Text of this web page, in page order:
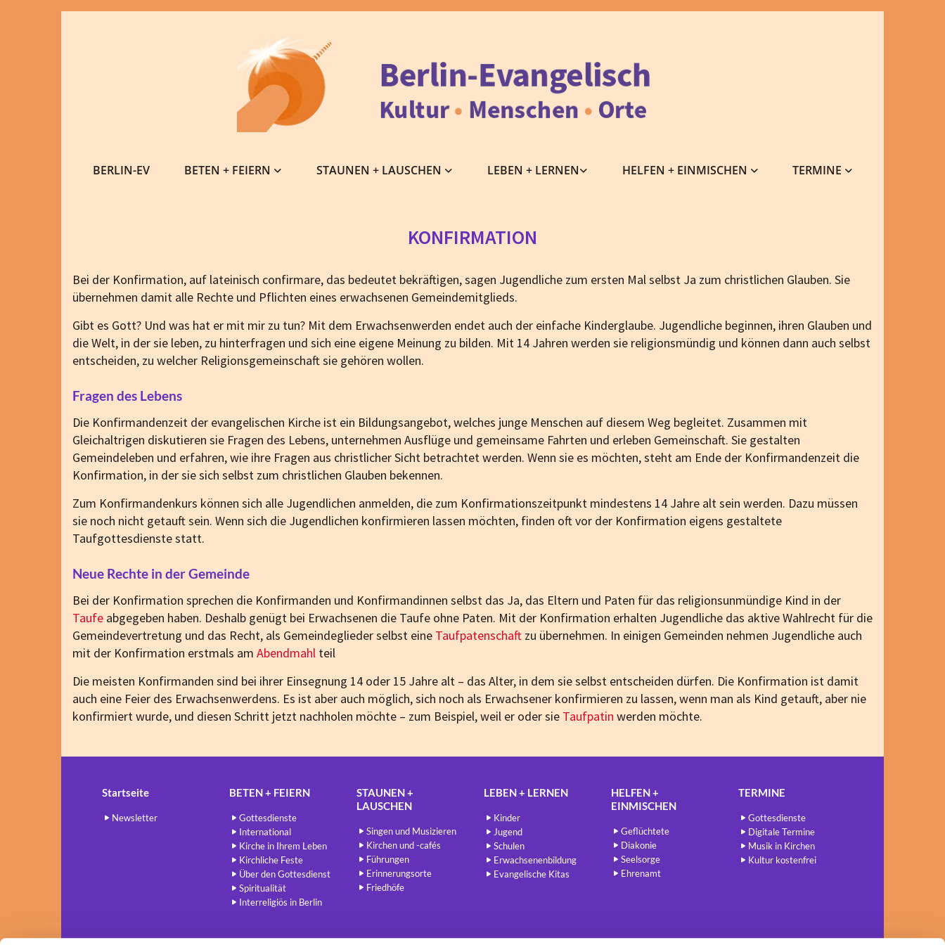
BERLIN-EV BETEN + FEIERN STAUNEN + LAUSCHEN LEBEN + LERNEN HELFEN + EINMISCHEN TERMINE
KONFIRMATION
Bei der Konfirmation, auf lateinisch confirmare, das bedeutet bekräftigen, sagen Jugendliche zum ersten Mal selbst Ja zum christlichen Glauben. Sie
übernehmen damit alle Rechte und Pflichten eines erwachsenen Gemeindemitglieds.
Gibt es Gott? Und was hat er mit mir zu tun? Mit dem Erwachsenwerden endet auch der einfache Kinderglaube. Jugendliche beginnen, ihren Glauben und
die Welt, in der sie leben, zu hinterfragen und sich eine eigene Meinung zu bilden. Mit 14 Jahren werden sie religionsmündig und können dann auch selbst
entscheiden, zu welcher Religionsgemeinschaft sie gehören wollen.
Fragen des Lebens
Die Konfirmandenzeit der evangelischen Kirche ist ein Bildungsangebot, welches junge Menschen auf diesem Weg begleitet. Zusammen mit
Gleichaltrigen diskutieren sie Fragen des Lebens, unternehmen Ausflüge und gemeinsame Fahrten und erleben Gemeinschaft. Sie gestalten
Gemeindeleben und erfahren, wie ihre Fragen aus christlicher Sicht betrachtet werden. Wenn sie es möchten, steht am Ende der Konfirmandenzeit die
Konfirmation, in der sie sich selbst zum christlichen Glauben bekennen.
Zum Konfirmandenkurs können sich alle Jugendlichen anmelden, die zum Konfirmationszeitpunkt mindestens 14 Jahre alt sein werden. Dazu müssen
sie noch nicht getauft sein. Wenn sich die Jugendlichen konfirmieren lassen möchten, finden oft vor der Konfirmation eigens gestaltete
Taufgottesdienste statt.
Neue Rechte in der Gemeinde
Bei der Konfirmation sprechen die Konfirmanden und Konfirmandinnen selbst das Ja, das Eltern und Paten für das religionsunmündige Kind in der
Taufe abgegeben haben. Deshalb genügt bei Erwachsenen die Taufe ohne Paten. Mit der Konfirmation erhalten Jugendliche das aktive Wahlrecht für die
Gemeindevertretung und das Recht, als Gemeindeglieder selbst eine Taufpatenschaft zu übernehmen. In einigen Gemeinden nehmen Jugendliche auch
mit der Konfirmation erstmals am Abendmahl teil
Die meisten Konfirmanden sind bei ihrer Einsegnung 14 oder 15 Jahre alt – das Alter, in dem sie selbst entscheiden dürfen. Die Konfirmation ist damit
auch eine Feier des Erwachsenwerdens. Es ist aber auch möglich, sich noch als Erwachsener konfirmieren zu lassen, wenn man als Kind getauft, aber nie
konfirmiert wurde, und diesen Schritt jetzt nachholen möchte – zum Beispiel, weil er oder sie Taufpatin werden möchte.
Startseite
Newsletter
BETEN + FEIERN
Gottesdienste
International
Kirche in Ihrem Leben
Kirchliche Feste
Über den Gottesdienst
Spiritualität
Interreligiös in Berlin
STAUNEN +
LAUSCHEN
Singen und Musizieren
Kirchen und -cafés
Führungen
Erinnerungsorte
Friedhöfe
LEBEN + LERNEN
Kinder
Jugend
Schulen
Erwachsenenbildung
Evangelische Kitas
HELFEN +
EINMISCHEN
Geflüchtete
Diakonie
Seelsorge
Ehrenamt
TERMINE
Gottesdienste
Digitale Termine
Musik in Kirchen
Kultur kostenfrei